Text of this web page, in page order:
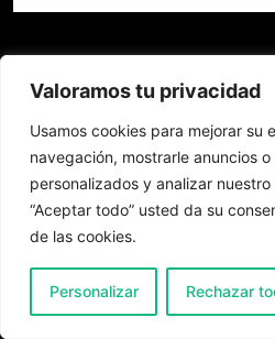
Valoramos tu privacidad
Usamos cookies para mejorar su
navegación, mostrarle anuncios
personalizados y analizar
“Aceptar todo” usted da su
de las cookies.
Personalizar Rechazar